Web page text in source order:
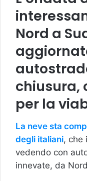
Nord a
chiusura,
per la
La neve sta
degli italiani, che
vedendo con
innevate, da